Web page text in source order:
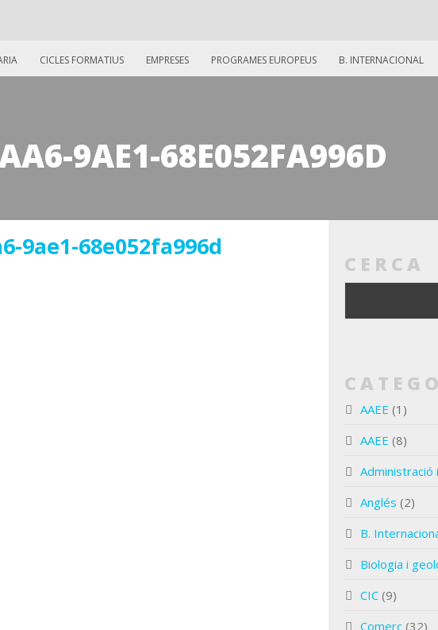
CICLES FORMATIUS EMPRESES PROGRAMES EUROPEUS B. INTERNACIONAL
9AE1-68E052FA996D
9ae1-68e052fa996d
CERCA
AAEE (1)
AAEE (8)
Administració
Anglés (2)
B.
Biologia i
CIC (9)
Comerç (32)